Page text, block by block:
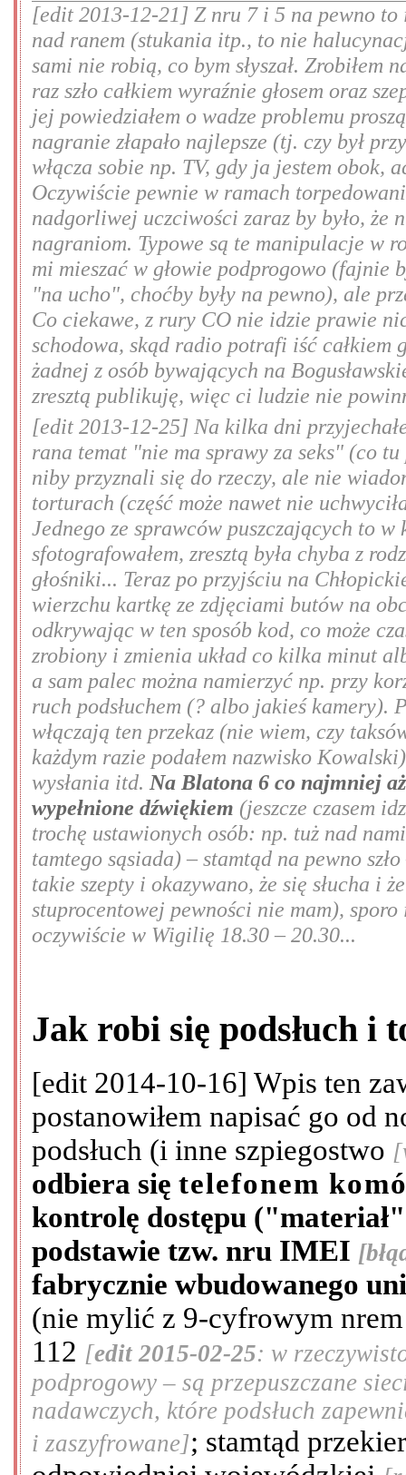
[edit 2013-12-21] Z nru 7 i 5 na pewno
nad ranem (stukania itp., to nie
sami nie robią, co bym słyszał.
raz szło całkiem wyraźnie głosem oraz
jej powiedziałem o wadze problemu
nagranie złapało najlepsze (tj. czy był
włącza sobie np. TV, gdy ja jestem obok,
Oczywiście pewnie w ramach
nadgorliwej uczciwości zaraz by było,
nagraniom. Typowe są te manipulacje w
mi mieszać w głowie podprogowo (fajnie
"na ucho", choćby były na pewno), ale
Co ciekawe, z rury CO nie idzie prawie
schodowa, skąd radio potrafi iść całkiem
żadnej z osób bywających na
zresztą publikuję, więc ci ludzie nie
[edit 2013-12-25] Na kilka dni
rana temat "nie ma sprawy za seks" (co
niby przyznali się do rzeczy, ale nie
torturach (część może nawet nie
Jednego ze sprawców puszczających to
sfotografowałem, zresztą była chyba z
głośniki... Teraz po przyjściu na
wierzchu kartkę ze zdjęciami butów na
odkrywając w ten sposób kod, co może
zrobiony i zmienia układ co kilka minut
a sam palec można namierzyć np. przy
ruch podsłuchem (? albo jakieś kamery).
włączają ten przekaz (nie wiem, czy
każdym razie podałem nazwisko
wysłania itd. Na Blatona 6 co najmniej
wypełnione dźwiękiem (jeszcze czasem
trochę ustawionych osób: np. tuż nad
tamtego sąsiada) – stamtąd na pewno
takie szepty i okazywano, że się słucha i
stuprocentowej pewności nie mam),
oczywiście w Wigilię 18.30 – 20.30...
Jak robi się podsłuch i
[edit 2014-10-16] Wpis ten
postanowiłem napisać go od
podsłuch (i inne szpiegostwo
odbiera się telefonem
kontrolę dostępu
podstawie tzw. nru IMEI
fabrycznie wbudowanego
(nie mylić z 9-cyfrowym
112 [edit 2015-02-25: w
podprogowy – są przepuszczane
nadawczych, które podsłuch
i zaszyfrowane]; stamtąd